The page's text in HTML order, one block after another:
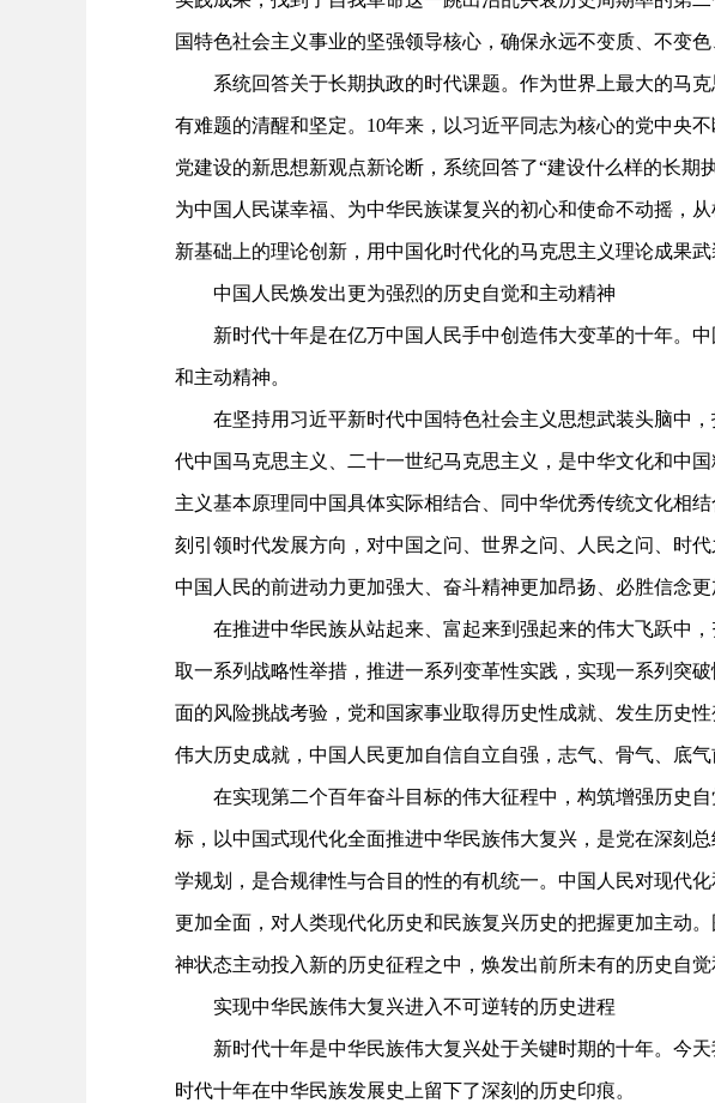
国特色社会主义事业的坚强领导核心，确保永远不变质、不变色
系统回答关于长期执政的时代课题。作为世界上最大的马克
有难题的清醒和坚定。10年来，以习近平同志为核心的党中央
党建设的新思想新观点新论断，系统回答了“建设什么样的长
为中国人民谋幸福、为中华民族谋复兴的初心和使命不动摇，
新基础上的理论创新，用中国化时代化的马克思主义理论成果
中国人民焕发出更为强烈的历史自觉和主动精神
新时代十年是在亿万中国人民手中创造伟大变革的十年。中
和主动精神。
在坚持用习近平新时代中国特色社会主义思想武装头脑中，
代中国马克思主义、二十一世纪马克思主义，是中华文化和中
主义基本原理同中国具体实际相结合、同中华优秀传统文化相
刻引领时代发展方向，对中国之问、世界之问、人民之问、时
中国人民的前进动力更加强大、奋斗精神更加昂扬、必胜信念更
在推进中华民族从站起来、富起来到强起来的伟大飞跃中，
取一系列战略性举措，推进一系列变革性实践，实现一系列突
面的风险挑战考验，党和国家事业取得历史性成就、发生历史
伟大历史成就，中国人民更加自信自立自强，志气、骨气、底
在实现第二个百年奋斗目标的伟大征程中，构筑增强历史自
标，以中国式现代化全面推进中华民族伟大复兴，是党在深刻
学规划，是合规律性与合目的性的有机统一。中国人民对现代
更加全面，对人类现代化历史和民族复兴历史的把握更加主动
神状态主动投入新的历史征程之中，焕发出前所未有的历史自觉
实现中华民族伟大复兴进入不可逆转的历史进程
新时代十年是中华民族伟大复兴处于关键时期的十年。今天
时代十年在中华民族发展史上留下了深刻的历史印痕。